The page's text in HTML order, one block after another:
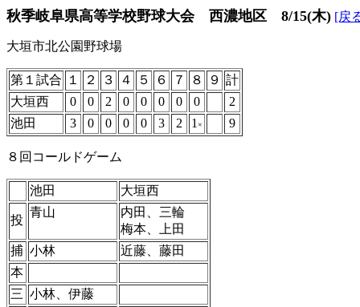
秋季岐阜県高等学校野球大会 西濃地区 8/15(木) [戻
大垣市北公園野球場
第１試合 １ ２ ３ ４ ５ ６ ７ ８ ９ 計
大垣西
0 0 2 0 0 0 0 0
2
池田
3 0 0 0 0 3 2 1 × 9
８回コールドゲーム
池田 大垣西
投
青山
内田、三輪
梅本、上田
捕 小林
近藤、藤田
本
三 小林、伊藤